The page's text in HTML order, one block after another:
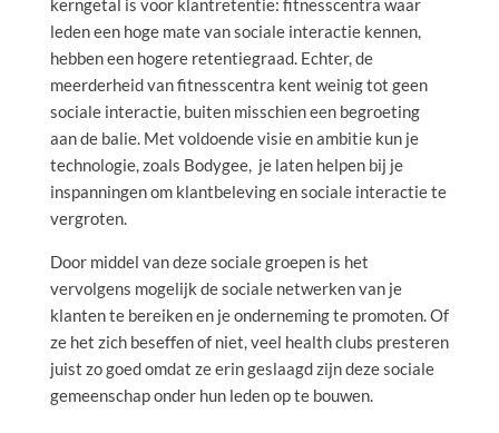
kerngetal is voor klantretentie: fitnesscentra waar
leden een hoge mate van sociale interactie kennen,
hebben een hogere retentiegraad. Echter, de
meerderheid van fitnesscentra kent weinig tot geen
sociale interactie, buiten misschien een begroeting
aan de balie. Met voldoende visie en ambitie kun je
technologie, zoals Bodygee, je laten helpen bij je
inspanningen om klantbeleving en sociale interactie te
vergroten.
Door middel van deze sociale groepen is het
vervolgens mogelijk de sociale netwerken van je
klanten te bereiken en je onderneming te promoten. Of
ze het zich beseffen of niet, veel health clubs presteren
juist zo goed omdat ze erin geslaagd zijn deze sociale
gemeenschap onder hun leden op te bouwen.